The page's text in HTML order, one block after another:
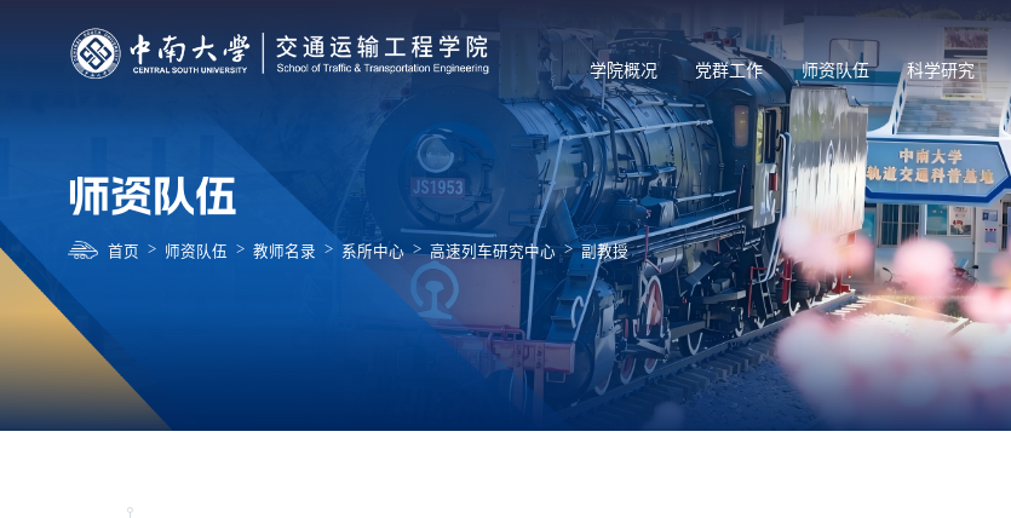
学院概况 党群工作 师资队伍 科学研究
师资队伍
首页 > 师资队伍 > 教师名录 > 系所中心 > 高速列车研究中心 > 副教授